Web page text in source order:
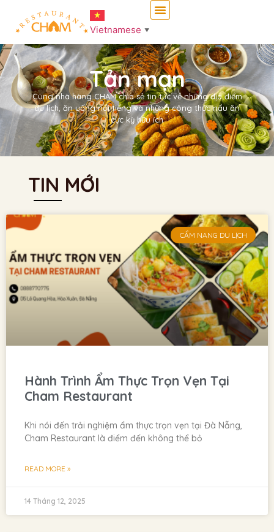
Vietnamese ▼
Tản mạn
Cùng nhà hàng CHAM chia sẻ tin tức về những địa điểm
du lịch, ăn uống nổi tiếng và những công thức nấu ăn
cực kỳ hữu ích
TIN MỚI
CẨM NANG DU LỊCH
Hành Trình Ẩm Thực Trọn Vẹn Tại
Cham Restaurant
Khi nói đến trải nghiệm ẩm thực trọn vẹn tại Đà Nẵng,
Cham Restaurant là điểm đến không thể bỏ
READ MORE »
14 Tháng 12, 2025